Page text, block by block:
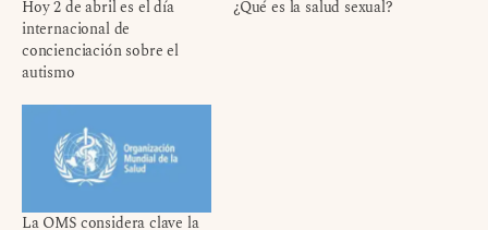
Hoy 2 de abril es el día
internacional de
concienciación sobre el
autismo
¿Qué es la salud sexual?
La OMS considera clave la